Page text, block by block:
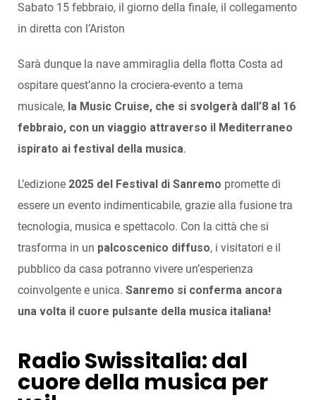
Sabato 15 febbraio, il giorno della finale, il collegamento
in diretta con l’Ariston
Sarà dunque la nave ammiraglia della flotta Costa ad
ospitare quest’anno la crociera-evento a tema
musicale, la Music Cruise, che si svolgerà dall’8 al 16
febbraio, con un viaggio attraverso il Mediterraneo
ispirato ai festival della musica.
L’edizione 2025 del Festival di Sanremo promette di
essere un evento indimenticabile, grazie alla fusione tra
tecnologia, musica e spettacolo. Con la città che si
trasforma in un palcoscenico diffuso, i visitatori e il
pubblico da casa potranno vivere un’esperienza
coinvolgente e unica. Sanremo si conferma ancora
una volta il cuore pulsante della musica italiana!
Radio Swissitalia: dal
cuore della musica per